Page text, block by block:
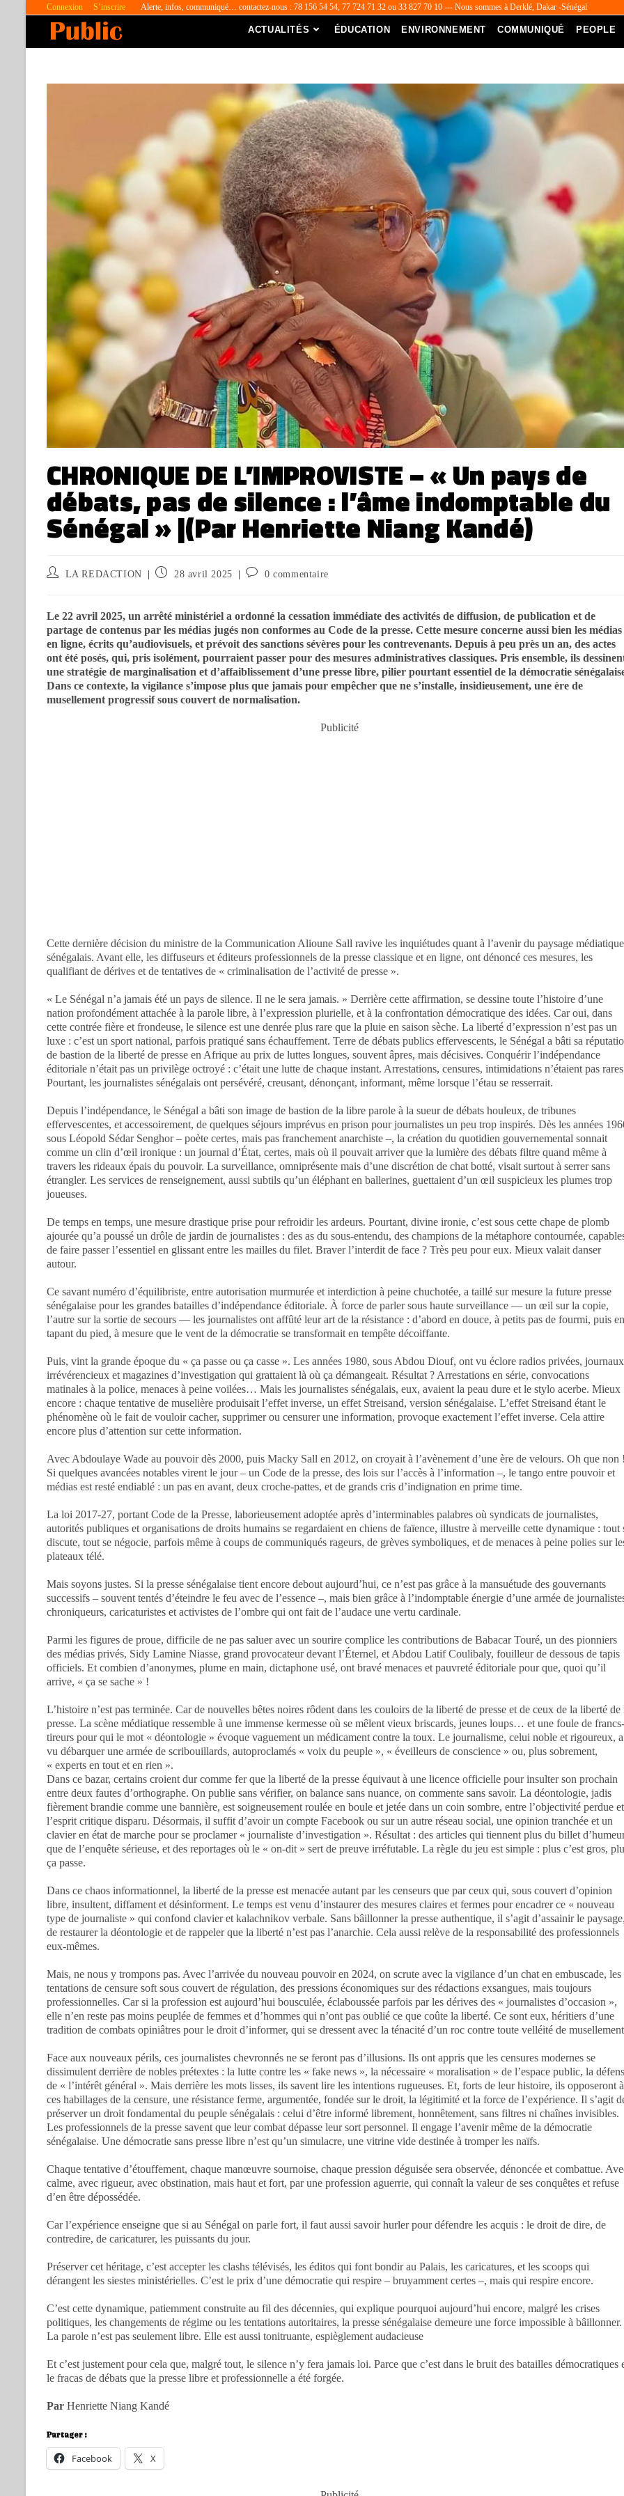
Connexion S’inscrire Alerte, infos, communiqué… contactez-nous : 78 156 54 54, 77 724 71 32 ou 33 827 70 10 --- Nous sommes à Derklé, Dakar -Sénégal
ACTUALITÉS ÉDUCATION ENVIRONNEMENT COMMUNIQUÉ PEOPLE
CHRONIQUE DE L’IMPROVISTE – « Un pays de
débats, pas de silence : l’âme indomptable du
Sénégal » |(Par Henriette Niang Kandé)
LA REDACTION 28 avril 2025 0 commentaire
Le 22 avril 2025, un arrêté ministériel a ordonné la cessation immédiate des activités de diffusion, de publication et de
partage de contenus par les médias jugés non conformes au Code de la presse. Cette mesure concerne aussi bien les médias
en ligne, écrits qu’audiovisuels, et prévoit des sanctions sévères pour les contrevenants. Depuis à peu près un an, des actes
ont été posés, qui, pris isolément, pourraient passer pour des mesures administratives classiques. Pris ensemble, ils
une stratégie de marginalisation et d’affaiblissement d’une presse libre, pilier pourtant essentiel de la démocratie
Dans ce contexte, la vigilance s’impose plus que jamais pour empêcher que ne s’installe, insidieusement, une ère de
musellement progressif sous couvert de normalisation.
Publicité
Cette dernière décision du ministre de la Communication Alioune Sall ravive les inquiétudes quant à l’avenir du paysage médiatique
sénégalais. Avant elle, les diffuseurs et éditeurs professionnels de la presse classique et en ligne, ont dénoncé ces mesures, les
qualifiant de dérives et de tentatives de « criminalisation de l’activité de presse ».
« Le Sénégal n’a jamais été un pays de silence. Il ne le sera jamais. » Derrière cette affirmation, se dessine toute l’histoire d’une
nation profondément attachée à la parole libre, à l’expression plurielle, et à la confrontation démocratique des idées. Car oui, dans
cette contrée fière et frondeuse, le silence est une denrée plus rare que la pluie en saison sèche. La liberté d’expression n’est pas un
luxe : c’est un sport national, parfois pratiqué sans échauffement. Terre de débats publics effervescents, le Sénégal a bâti sa
de bastion de la liberté de presse en Afrique au prix de luttes longues, souvent âpres, mais décisives. Conquérir l’indépendance
éditoriale n’était pas un privilège octroyé : c’était une lutte de chaque instant. Arrestations, censures, intimidations n’étaient pas
Pourtant, les journalistes sénégalais ont persévéré, creusant, dénonçant, informant, même lorsque l’étau se resserrait.
Depuis l’indépendance, le Sénégal a bâti son image de bastion de la libre parole à la sueur de débats houleux, de tribunes
effervescentes, et accessoirement, de quelques séjours imprévus en prison pour journalistes un peu trop inspirés. Dès les années
sous Léopold Sédar Senghor – poète certes, mais pas franchement anarchiste –, la création du quotidien gouvernemental sonnait
comme un clin d’œil ironique : un journal d’État, certes, mais où il pouvait arriver que la lumière des débats filtre quand même à
travers les rideaux épais du pouvoir. La surveillance, omniprésente mais d’une discrétion de chat botté, visait surtout à serrer sans
étrangler. Les services de renseignement, aussi subtils qu’un éléphant en ballerines, guettaient d’un œil suspicieux les plumes trop
joueuses.
De temps en temps, une mesure drastique prise pour refroidir les ardeurs. Pourtant, divine ironie, c’est sous cette chape de plomb
ajourée qu’a poussé un drôle de jardin de journalistes : des as du sous-entendu, des champions de la métaphore contournée,
de faire passer l’essentiel en glissant entre les mailles du filet. Braver l’interdit de face ? Très peu pour eux. Mieux valait danser
autour.
Ce savant numéro d’équilibriste, entre autorisation murmurée et interdiction à peine chuchotée, a taillé sur mesure la future presse
sénégalaise pour les grandes batailles d’indépendance éditoriale. À force de parler sous haute surveillance — un œil sur la copie,
l’autre sur la sortie de secours — les journalistes ont affûté leur art de la résistance : d’abord en douce, à petits pas de fourmi, puis en
tapant du pied, à mesure que le vent de la démocratie se transformait en tempête décoiffante.
Puis, vint la grande époque du « ça passe ou ça casse ». Les années 1980, sous Abdou Diouf, ont vu éclore radios privées, journaux
irrévérencieux et magazines d’investigation qui grattaient là où ça démangeait. Résultat ? Arrestations en série, convocations
matinales à la police, menaces à peine voilées… Mais les journalistes sénégalais, eux, avaient la peau dure et le stylo acerbe. Mieux
encore : chaque tentative de muselière produisait l’effet inverse, un effet Streisand, version sénégalaise. L’effet Streisand étant le
phénomène où le fait de vouloir cacher, supprimer ou censurer une information, provoque exactement l’effet inverse. Cela attire
encore plus d’attention sur cette information.
Avec Abdoulaye Wade au pouvoir dès 2000, puis Macky Sall en 2012, on croyait à l’avènement d’une ère de velours. Oh que non
Si quelques avancées notables virent le jour – un Code de la presse, des lois sur l’accès à l’information –, le tango entre pouvoir et
médias est resté endiablé : un pas en avant, deux croche-pattes, et de grands cris d’indignation en prime time.
La loi 2017-27, portant Code de la Presse, laborieusement adoptée après d’interminables palabres où syndicats de journalistes,
autorités publiques et organisations de droits humains se regardaient en chiens de faïence, illustre à merveille cette dynamique : tout
discute, tout se négocie, parfois même à coups de communiqués rageurs, de grèves symboliques, et de menaces à peine polies sur
plateaux télé.
Mais soyons justes. Si la presse sénégalaise tient encore debout aujourd’hui, ce n’est pas grâce à la mansuétude des gouvernants
successifs – souvent tentés d’éteindre le feu avec de l’essence –, mais bien grâce à l’indomptable énergie d’une armée de
chroniqueurs, caricaturistes et activistes de l’ombre qui ont fait de l’audace une vertu cardinale.
Parmi les figures de proue, difficile de ne pas saluer avec un sourire complice les contributions de Babacar Touré, un des pionniers
des médias privés, Sidy Lamine Niasse, grand provocateur devant l’Éternel, et Abdou Latif Coulibaly, fouilleur de dessous de tapis
officiels. Et combien d’anonymes, plume en main, dictaphone usé, ont bravé menaces et pauvreté éditoriale pour que, quoi qu’il
arrive, « ça se sache » !
L’histoire n’est pas terminée. Car de nouvelles bêtes noires rôdent dans les couloirs de la liberté de presse et de ceux de la liberté de
presse. La scène médiatique ressemble à une immense kermesse où se mêlent vieux briscards, jeunes loups… et une foule de francs-
tireurs pour qui le mot « déontologie » évoque vaguement un médicament contre la toux. Le journalisme, celui noble et rigoureux, a
vu débarquer une armée de scribouillards, autoproclamés « voix du peuple », « éveilleurs de conscience » ou, plus sobrement,
« experts en tout et en rien ».
Dans ce bazar, certains croient dur comme fer que la liberté de la presse équivaut à une licence officielle pour insulter son prochain
entre deux fautes d’orthographe. On publie sans vérifier, on balance sans nuance, on commente sans savoir. La déontologie, jadis
fièrement brandie comme une bannière, est soigneusement roulée en boule et jetée dans un coin sombre, entre l’objectivité perdue et
l’esprit critique disparu. Désormais, il suffit d’avoir un compte Facebook ou sur un autre réseau social, une opinion tranchée et un
clavier en état de marche pour se proclamer « journaliste d’investigation ». Résultat : des articles qui tiennent plus du billet
que de l’enquête sérieuse, et des reportages où le « on-dit » sert de preuve irréfutable. La règle du jeu est simple : plus c’est gros,
ça passe.
Dans ce chaos informationnel, la liberté de la presse est menacée autant par les censeurs que par ceux qui, sous couvert d’opinion
libre, insultent, diffament et désinforment. Le temps est venu d’instaurer des mesures claires et fermes pour encadrer ce « nouveau
type de journaliste » qui confond clavier et kalachnikov verbale. Sans bâillonner la presse authentique, il s’agit d’assainir le
de restaurer la déontologie et de rappeler que la liberté n’est pas l’anarchie. Cela aussi relève de la responsabilité des professionnels
eux-mêmes.
Mais, ne nous y trompons pas. Avec l’arrivée du nouveau pouvoir en 2024, on scrute avec la vigilance d’un chat en embuscade, les
tentations de censure soft sous couvert de régulation, des pressions économiques sur des rédactions exsangues, mais toujours
professionnelles. Car si la profession est aujourd’hui bousculée, éclaboussée parfois par les dérives des « journalistes d’occasion »,
elle n’en reste pas moins peuplée de femmes et d’hommes qui n’ont pas oublié ce que coûte la liberté. Ce sont eux, héritiers d’une
tradition de combats opiniâtres pour le droit d’informer, qui se dressent avec la ténacité d’un roc contre toute velléité de
Face aux nouveaux périls, ces journalistes chevronnés ne se feront pas d’illusions. Ils ont appris que les censures modernes se
dissimulent derrière de nobles prétextes : la lutte contre les « fake news », la nécessaire « moralisation » de l’espace public, la
de « l’intérêt général ». Mais derrière les mots lisses, ils savent lire les intentions rugueuses. Et, forts de leur histoire, ils opposeront à
ces habillages de la censure, une résistance ferme, argumentée, fondée sur le droit, la légitimité et la force de l’expérience. Il s’agit
préserver un droit fondamental du peuple sénégalais : celui d’être informé librement, honnêtement, sans filtres ni chaînes invisibles.
Les professionnels de la presse savent que leur combat dépasse leur sort personnel. Il engage l’avenir même de la démocratie
sénégalaise. Une démocratie sans presse libre n’est qu’un simulacre, une vitrine vide destinée à tromper les naïfs.
Chaque tentative d’étouffement, chaque manœuvre sournoise, chaque pression déguisée sera observée, dénoncée et combattue.
calme, avec rigueur, avec obstination, mais haut et fort, par une profession aguerrie, qui connaît la valeur de ses conquêtes et refuse
d’en être dépossédée.
Car l’expérience enseigne que si au Sénégal on parle fort, il faut aussi savoir hurler pour défendre les acquis : le droit de dire, de
contredire, de caricaturer, les puissants du jour.
Préserver cet héritage, c’est accepter les clashs télévisés, les éditos qui font bondir au Palais, les caricatures, et les scoops qui
dérangent les siestes ministérielles. C’est le prix d’une démocratie qui respire – bruyamment certes –, mais qui respire encore.
C’est cette dynamique, patiemment construite au fil des décennies, qui explique pourquoi aujourd’hui encore, malgré les crises
politiques, les changements de régime ou les tentations autoritaires, la presse sénégalaise demeure une force impossible à bâillonner.
La parole n’est pas seulement libre. Elle est aussi tonitruante, espièglement audacieuse
Et c’est justement pour cela que, malgré tout, le silence n’y fera jamais loi. Parce que c’est dans le bruit des batailles démocratiques
le fracas de débats que la presse libre et professionnelle a été forgée.
Par Henriette Niang Kandé
Partager :
Facebook X